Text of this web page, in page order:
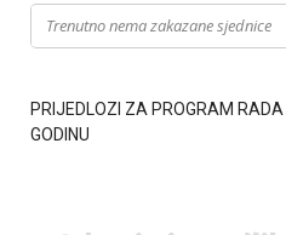
Trenutno nema zakazane sjednice
PRIJEDLOZI ZA PROGRAM
GODINU